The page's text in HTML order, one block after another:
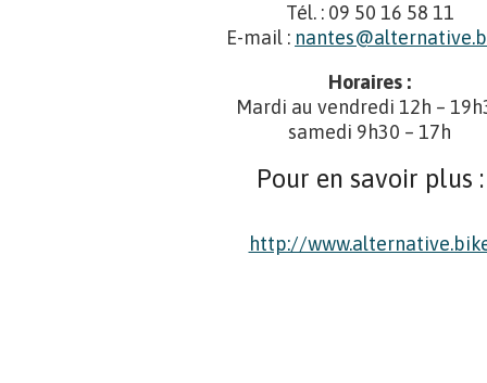
Tél. : 09 50 16 58 11
E-mail :
Horaires :
Mardi au vendredi 12h –
samedi 9h30 – 17h
Pour en savoir plus :
http://